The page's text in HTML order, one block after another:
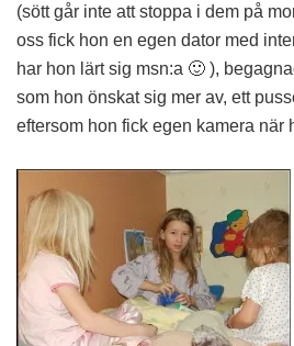
(sött går inte att stoppa i dem på
oss fick hon en egen dator med
har hon lärt sig msn:a 🙂 ),
som hon önskat sig mer av, ett
eftersom hon fick egen kamera när